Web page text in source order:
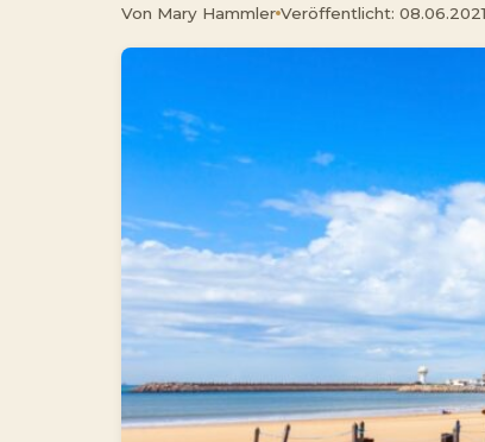
Von Mary Hammler Veröffentlicht: 08.06.2021